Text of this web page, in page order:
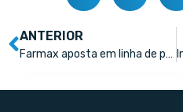
ANTERIOR
Farmax aposta em linha de proteção solar para alavancar vendas